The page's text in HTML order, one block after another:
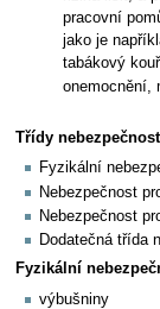
pracovní
jako je
tabákový
onemocnění,
Třídy
Fyzikální
Nebezpečnost
Nebezpečnost
Dodatečná třída
Fyzikální
výbušniny